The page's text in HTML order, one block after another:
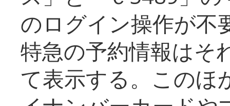
のログイン操作が不
特急の予約情報はそ
て表示する。このほ